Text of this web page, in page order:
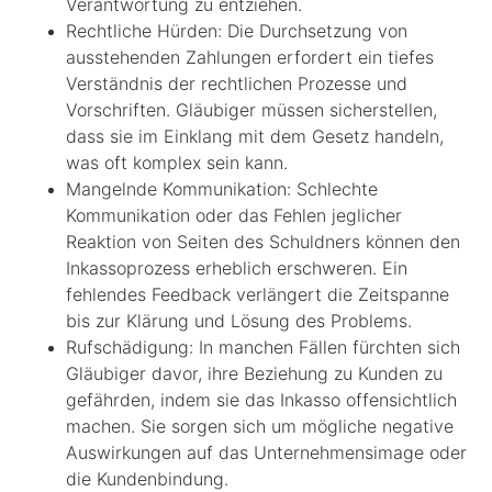
Verantwortung zu entziehen.
Rechtliche Hürden: Die Durchsetzung von
ausstehenden Zahlungen erfordert ein tiefes
Verständnis der rechtlichen Prozesse und
Vorschriften. Gläubiger müssen sicherstellen,
dass sie im Einklang mit dem Gesetz handeln,
was oft komplex sein kann.
Mangelnde Kommunikation: Schlechte
Kommunikation oder das Fehlen jeglicher
Reaktion von Seiten des Schuldners können den
Inkassoprozess erheblich erschweren. Ein
fehlendes Feedback verlängert die Zeitspanne
bis zur Klärung und Lösung des Problems.
Rufschädigung: In manchen Fällen fürchten sich
Gläubiger davor, ihre Beziehung zu Kunden zu
gefährden, indem sie das Inkasso offensichtlich
machen. Sie sorgen sich um mögliche negative
Auswirkungen auf das Unternehmensimage oder
die Kundenbindung.